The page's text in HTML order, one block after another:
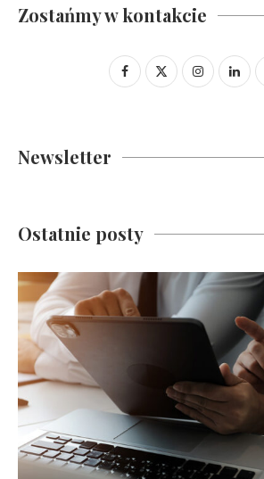
Zostańmy w kontakcie
Newsletter
Ostatnie posty